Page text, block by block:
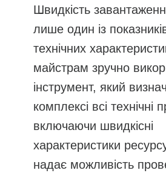
Швидкість
лише один із
технічних
майстрам зручно
інструмент, який
комплексі всі технічні
включаючи швидкісні
характеристики
надає можливість